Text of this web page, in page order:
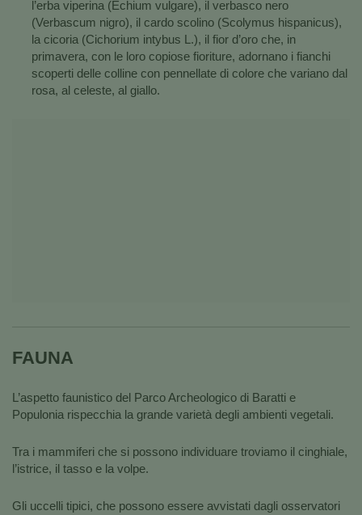
l’erba viperina (Echium vulgare), il verbasco nero
(Verbascum nigro), il cardo scolino (Scolymus hispanicus),
la cicoria (Cichorium intybus L.), il fior d’oro che, in
primavera, con le loro copiose fioriture, adornano i fianchi
scoperti delle colline con pennellate di colore che variano dal
rosa, al celeste, al giallo.
FAUNA
L’aspetto faunistico del Parco Archeologico di Baratti e
Populonia rispecchia la grande varietà degli ambienti vegetali.
Tra i mammiferi che si possono individuare troviamo il cinghiale,
l’istrice, il tasso e la volpe.
Gli uccelli tipici, che possono essere avvistati dagli osservatori